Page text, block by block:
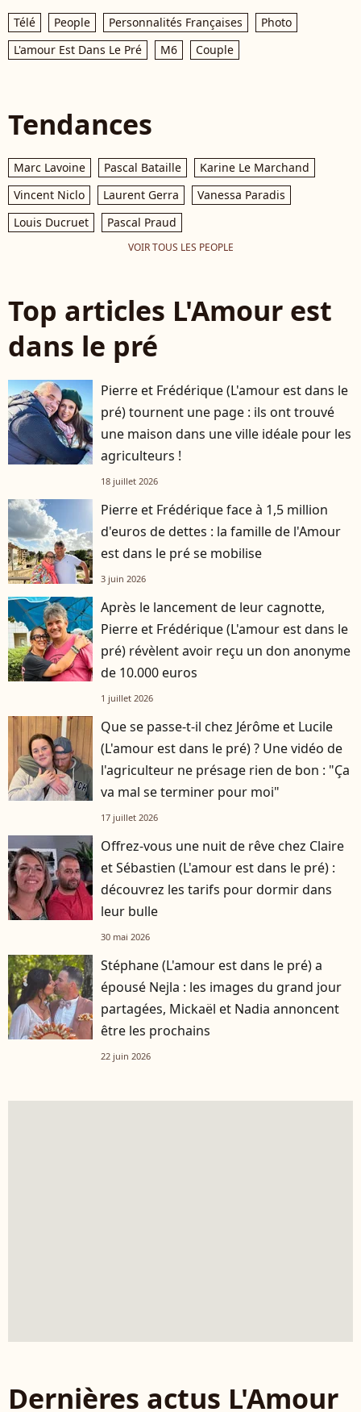
Télé People Personnalités Françaises
Photo
L'amour Est Dans Le Pré
M6 Couple
Tendances
Marc Lavoine Pascal Bataille
Karine Le Marchand
Vincent Niclo
Laurent Gerra
Vanessa Paradis
Louis Ducruet
Pascal Praud
VOIR TOUS LES PEOPLE
Top articles L'Amour est
dans le pré
Pierre et Frédérique (L'amour est dans le
pré) tournent une page : ils ont trouvé
une maison dans une ville idéale pour les
agriculteurs !
18 juillet 2026
Pierre et Frédérique face à 1,5 million
d'euros de dettes : la famille de l'Amour
est dans le pré se mobilise
3 juin 2026
Après le lancement de leur cagnotte,
Pierre et Frédérique (L'amour est dans le
pré) révèlent avoir reçu un don anonyme
de 10.000 euros
1 juillet 2026
Que se passe-t-il chez Jérôme et Lucile
(L'amour est dans le pré) ? Une vidéo de
l'agriculteur ne présage rien de bon : "Ça
va mal se terminer pour moi"
17 juillet 2026
Offrez-vous une nuit de rêve chez Claire
et Sébastien (L'amour est dans le pré) :
découvrez les tarifs pour dormir dans
leur bulle
30 mai 2026
Stéphane (L'amour est dans le pré) a
épousé Nejla : les images du grand jour
partagées, Mickaël et Nadia annoncent
être les prochains
22 juin 2026
Dernières actus L'Amour